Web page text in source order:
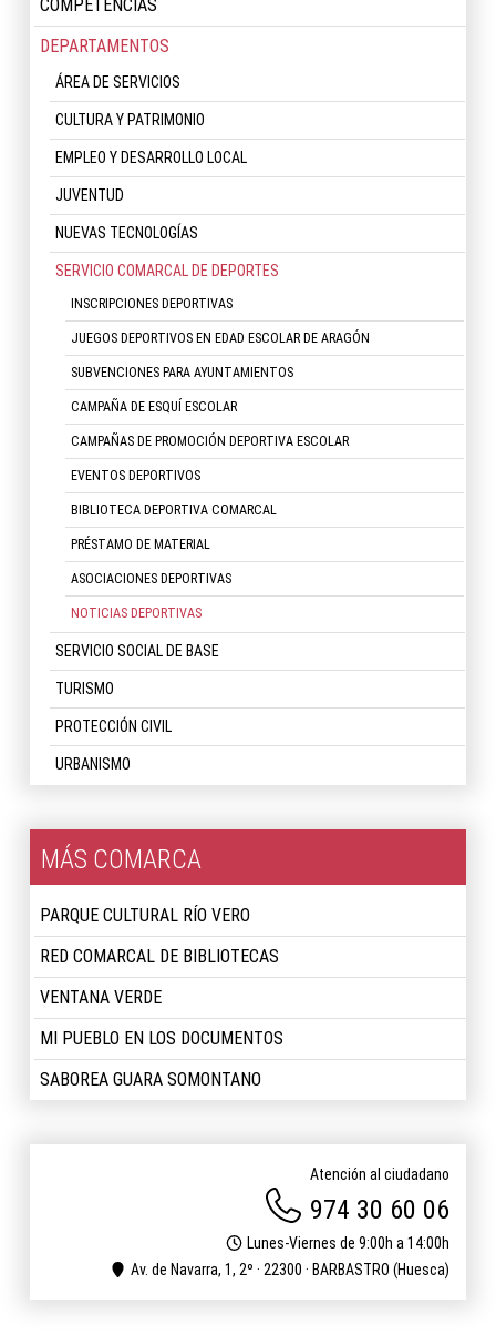
COMPETENCIAS
DEPARTAMENTOS
ÁREA DE SERVICIOS
CULTURA Y PATRIMONIO
EMPLEO Y DESARROLLO LOCAL
JUVENTUD
NUEVAS TECNOLOGÍAS
SERVICIO COMARCAL DE DEPORTES
INSCRIPCIONES DEPORTIVAS
JUEGOS DEPORTIVOS EN EDAD ESCOLAR DE ARAGÓN
SUBVENCIONES PARA AYUNTAMIENTOS
CAMPAÑA DE ESQUÍ ESCOLAR
CAMPAÑAS DE PROMOCIÓN DEPORTIVA ESCOLAR
EVENTOS DEPORTIVOS
BIBLIOTECA DEPORTIVA COMARCAL
PRÉSTAMO DE MATERIAL
ASOCIACIONES DEPORTIVAS
NOTICIAS DEPORTIVAS
SERVICIO SOCIAL DE BASE
TURISMO
PROTECCIÓN CIVIL
URBANISMO
MÁS COMARCA
PARQUE CULTURAL RÍO VERO
RED COMARCAL DE BIBLIOTECAS
VENTANA VERDE
MI PUEBLO EN LOS DOCUMENTOS
SABOREA GUARA SOMONTANO
Atención al ciudadano
974 30 60 06
Lunes-Viernes de 9:00h a 14:00h
Av. de Navarra, 1, 2º · 22300 · BARBASTRO (Huesca)